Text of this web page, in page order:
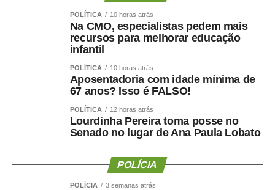
longo dos anos ,maior foi o risco observado.
Isso reforça uma mudança importante na forma de avaliar
Não basta saber quanto peso uma pessoa
perdeu. Precisamos saber quanto músculo e quanta
força ela conseguiu preservar.
Emagrecer , nem sempre
POLÍTICA 10 horas atrás
Na CMO, especialistas pedem mais
recursos para melhorar educação
infantil
POLÍTICA 10 horas atrás
Aposentadoria com idade mínima de
67 anos? Isso é FALSO!
POLÍTICA 12 horas atrás
Lourdinha Pereira toma posse no
Senado no lugar de Ana Paula Lobato
POLÍCIA
POLÍCIA 3 semanas atrás